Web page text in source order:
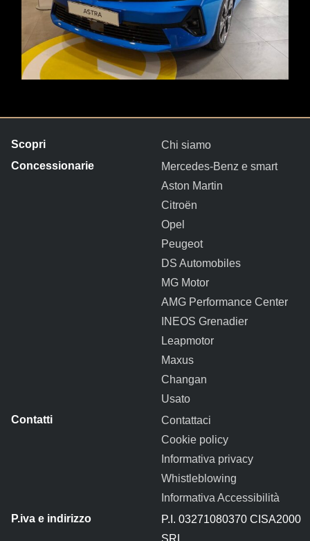
Chi siamo
Mercedes-Benz e smart
Aston Martin
Citroën
Opel
Peugeot
DS Automobiles
MG Motor
AMG Performance Center
INEOS Grenadier
Leapmotor
Maxus
Changan
Usato
Contattaci
Cookie policy
Informativa privacy
Whistleblowing
Informativa Accessibilità
P.I. 03271080370 CISA2000